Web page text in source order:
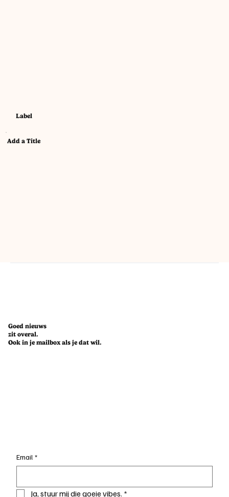
Label
Add a Title
Goed nieuws
zit overal.
Ook in je mailbox als je dat wil.
Email *
Ja, stuur mij die goeie vibes. *